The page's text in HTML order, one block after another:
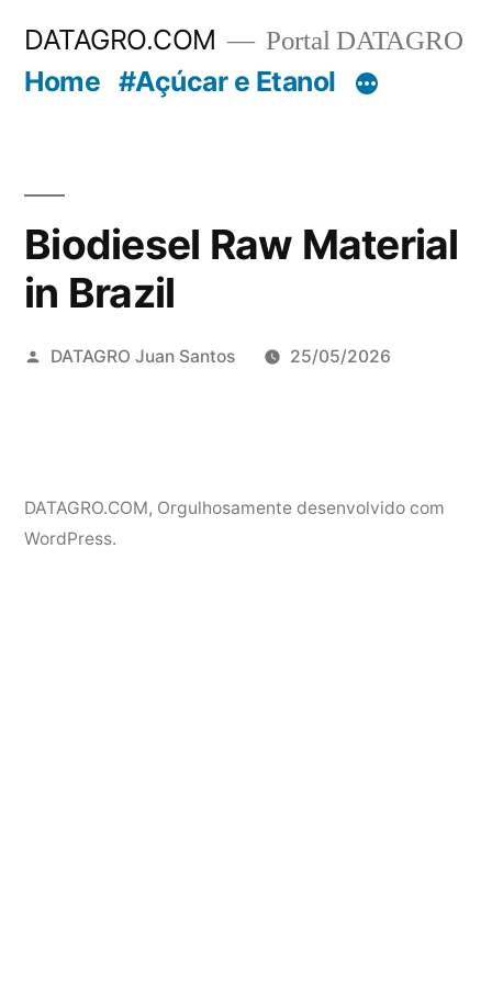
DATAGRO.COM Portal DATAGRO
Home #Açúcar e Etanol
Biodiesel Raw Material
in Brazil
Publicado
DATAGRO Juan Santos 25/05/2026
DATAGRO.COM, Orgulhosamente desenvolvido com
WordPress.